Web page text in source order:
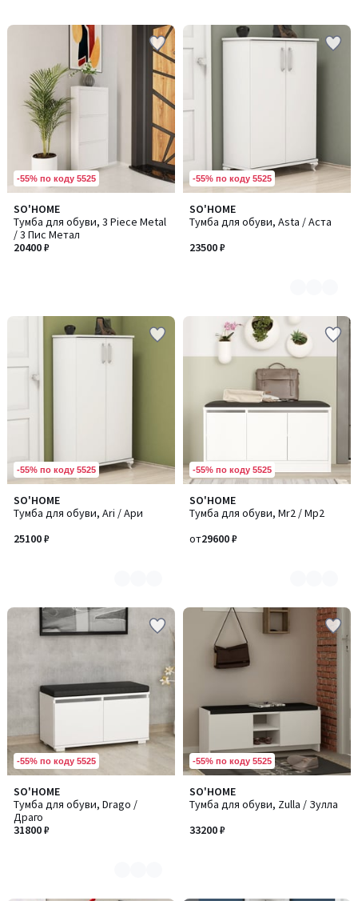
-55% по коду 5525
SO'HOME
Тумба для обуви, 3 Piece Metal
/ 3 Пис Метал
20400 ₽
-55% по коду 5525
SO'HOME
Тумба для обуви, Asta / Аста
23500 ₽
Количество
цветов:
2
-55% по коду 5525
SO'HOME
Тумба для обуви, Ari / Ари
25100 ₽
Количество
цветов:
2
-55% по коду 5525
SO'HOME
Тумба для обуви, Mr2 / Мр2
от29600 ₽
Количество
цветов:
-55% по коду 5525
SO'HOME
Тумба для обуви, Drago /
Драго
31800 ₽
Количество
цветов:
2
-55% по коду 5525
SO'HOME
Тумба для обуви, Zulla / Зулла
33200 ₽